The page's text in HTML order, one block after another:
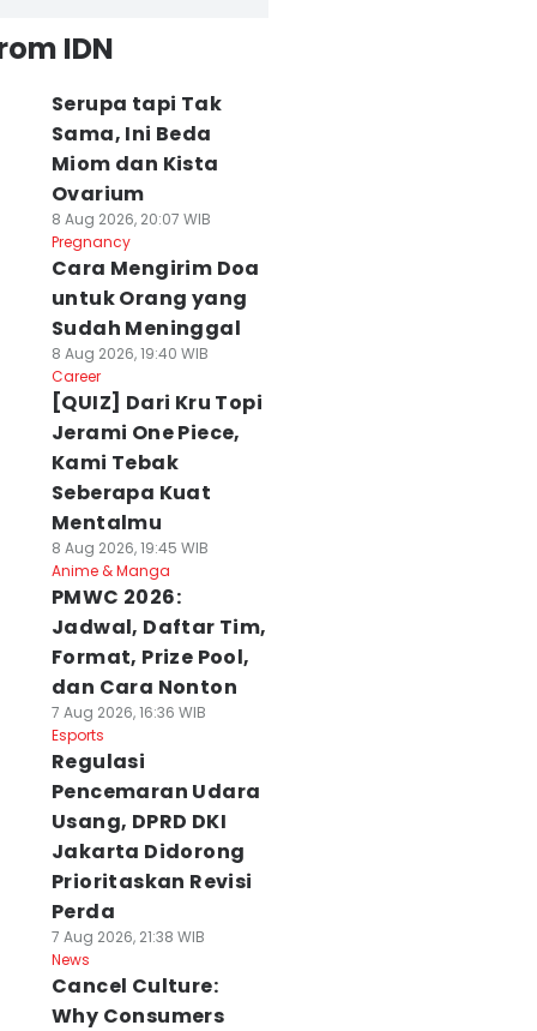
IDN
Serupa tapi Tak
Sama, Ini Beda
Miom dan Kista
Ovarium
8 Aug 2026, 20:07 WIB
Pregnancy
Cara Mengirim Doa
untuk Orang yang
Sudah Meninggal
8 Aug 2026, 19:40 WIB
Career
[QUIZ] Dari Kru Topi
Jerami One Piece,
Kami Tebak
Seberapa Kuat
Mentalmu
8 Aug 2026, 19:45 WIB
Anime & Manga
PMWC 2026:
Jadwal, Daftar Tim,
Format, Prize Pool,
dan Cara Nonton
7 Aug 2026, 16:36 WIB
Esports
Regulasi
Pencemaran Udara
Usang, DPRD DKI
Jakarta Didorong
Prioritaskan Revisi
Perda
7 Aug 2026, 21:38 WIB
News
Cancel Culture:
Why Consumers